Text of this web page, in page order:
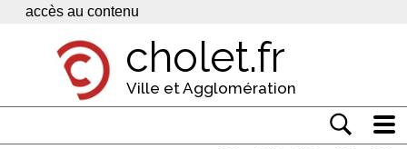
Panneau de gestion des cookies
accès au contenu
cholet.fr
Ville et Agglomération